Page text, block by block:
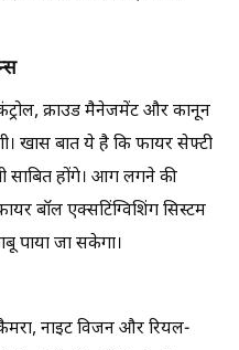
क्राउड मैनेजमेंट और कानून
खास बात ये है कि फायर सेफ्टी
साबित होंगे। आग लगने की
बॉल एक्सटिंग्विशिंग सिस्टम
पाया जा सकेगा।
नाइट विजन और रियल-